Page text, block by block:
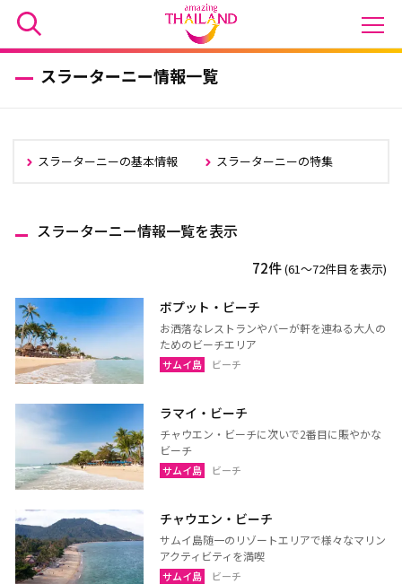
スラーターニー情報一覧
スラーターニーの基本情報 スラーターニーの特集
スラーターニー情報一覧を表示
72件(61〜72件目を表示)
ボプット・ビーチ
お洒落なレストランやバーが軒を連ねる大人の
ためのビーチエリア
サムイ島 ビーチ
ラマイ・ビーチ
チャウエン・ビーチに次いで2番目に賑やかな
ビーチ
サムイ島 ビーチ
チャウエン・ビーチ
サムイ島随一のリゾートエリアで様々なマリン
アクティビティを満喫
サムイ島 ビーチ